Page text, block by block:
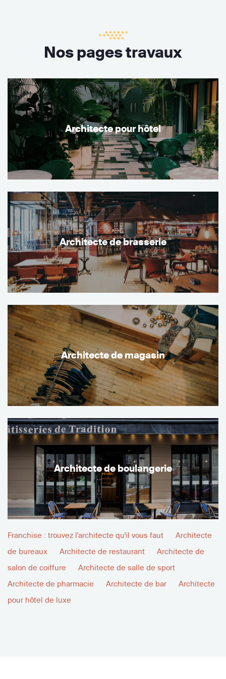
Nos pages travaux
Architecte pour hôtel
Architecte de brasserie
Architecte de magasin
Architecte de boulangerie
Franchise : trouvez l'architecte qu'il vous faut
Architecte
de bureaux
Architecte de restaurant
Architecte de
salon de coiffure
Architecte de salle de sport
Architecte de pharmacie
Architecte de bar
Architecte
pour hôtel de luxe